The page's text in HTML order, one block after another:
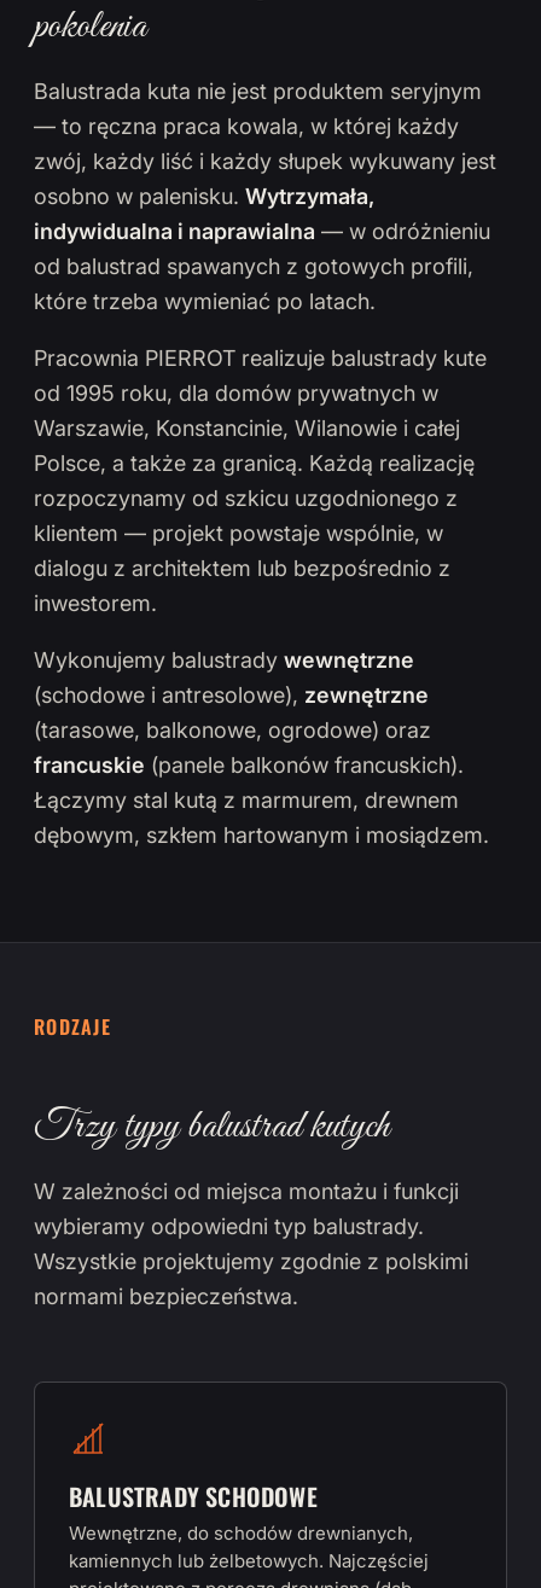
pokolenia
Balustrada kuta nie jest produktem seryjnym
— to ręczna praca kowala, w której każdy
zwój, każdy liść i każdy słupek wykuwany jest
osobno w palenisku. Wytrzymała,
indywidualna i naprawialna — w odróżnieniu
od balustrad spawanych z gotowych profili,
które trzeba wymieniać po latach.
Pracownia PIERROT realizuje balustrady kute
od 1995 roku, dla domów prywatnych w
Warszawie, Konstancinie, Wilanowie i całej
Polsce, a także za granicą. Każdą realizację
rozpoczynamy od szkicu uzgodnionego z
klientem — projekt powstaje wspólnie, w
dialogu z architektem lub bezpośrednio z
inwestorem.
Wykonujemy balustrady wewnętrzne
(schodowe i antresolowe), zewnętrzne
(tarasowe, balkonowe, ogrodowe) oraz
francuskie (panele balkonów francuskich).
Łączymy stal kutą z marmurem, drewnem
dębowym, szkłem hartowanym i mosiądzem.
RODZAJE
Trzy typy balustrad kutych
W zależności od miejsca montażu i funkcji
wybieramy odpowiedni typ balustrady.
Wszystkie projektujemy zgodnie z polskimi
normami bezpieczeństwa.
BALUSTRADY SCHODOWE
Wewnętrzne, do schodów drewnianych,
kamiennych lub żelbetowych. Najczęściej